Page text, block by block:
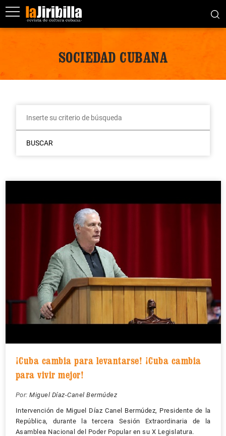
SOCIEDAD CUBANA
BUSCAR
¡Cuba cambia para levantarse! ¡Cuba cambia
para vivir mejor!
Por: Miguel Díaz-Canel Bermúdez
Intervención de Miguel Díaz Canel Bermúdez, Presidente de la
República, durante la tercera Sesión Extraordinaria de la
Asamblea Nacional del Poder Popular en su X Legislatura.